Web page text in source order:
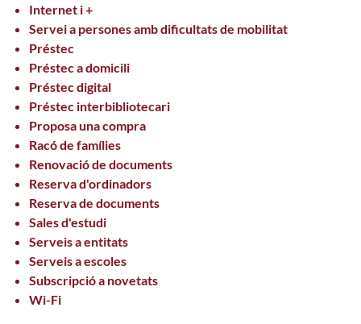
Internet i +
Servei a persones amb dificultats de mobilitat
Préstec
Préstec a domicili
Préstec digital
Préstec interbibliotecari
Proposa una compra
Racó de famílies
Renovació de documents
Reserva d'ordinadors
Reserva de documents
Sales d'estudi
Serveis a entitats
Serveis a escoles
Subscripció a novetats
Wi-Fi